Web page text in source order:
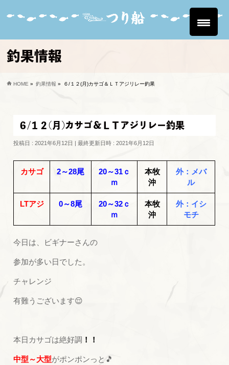
釣果情報
HOME » 釣果情報 » ６/１２(月)カサゴ＆ＬＴアジリレー釣果
６/１２(月)カサゴ＆ＬＴアジリレー釣果
投稿日 : 2021年6月12日 最終更新日時 : 2021年6月12日
カサゴ 2～28尾
20～31ｃ
ｍ
本牧
沖
外：メバ
ル
LTアジ 0～8尾
20～32ｃ
ｍ
本牧
沖
外：イシ
モチ
今日は、ビギナーさんの
参加が多い日でした。
チャレンジ
有難うございます😌
本日カサゴは絶好調 ！！
中型～大型がポンポンっと🎵